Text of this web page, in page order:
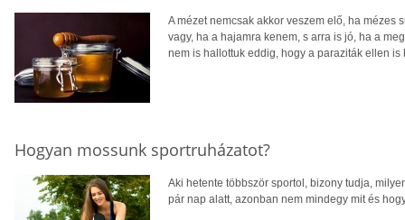
A mézet nemcsak akkor veszem elő, ha mézes
vagy, ha a hajamra kenem, s arra is jó, ha a
nem is hallottuk eddig, hogy a paraziták ellen
Hogyan mossunk sportruházatot?
Aki hetente többször sportol, bizony tudja,
pár nap alatt, azonban nem mindegy mit és